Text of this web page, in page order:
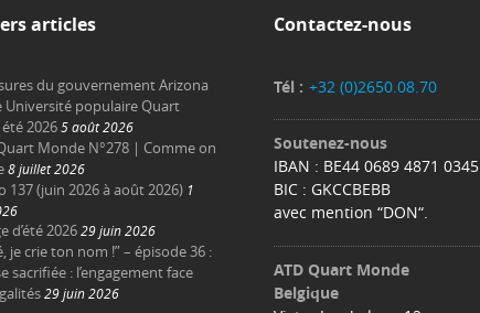
articles
du gouvernement Arizona
Université populaire Quart
2026 5 août 2026
Monde N°278 | Comme on
8 juillet 2026
137 (juin 2026 à août 2026) 1
d’été 2026 29 juin 2026
je crie ton nom !” – épisode 36 :
sacrifiée : l’engagement face
29 juin 2026
Contactez-nous
Tél : +32 (0)2650.08.70
Soutenez-nous
IBAN : BE44 0689 4871 0345
BIC : GKCCBEBB
avec mention “DON“.
ATD Quart Monde
Belgique